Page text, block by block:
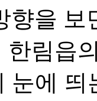
향을
한림읍
눈에